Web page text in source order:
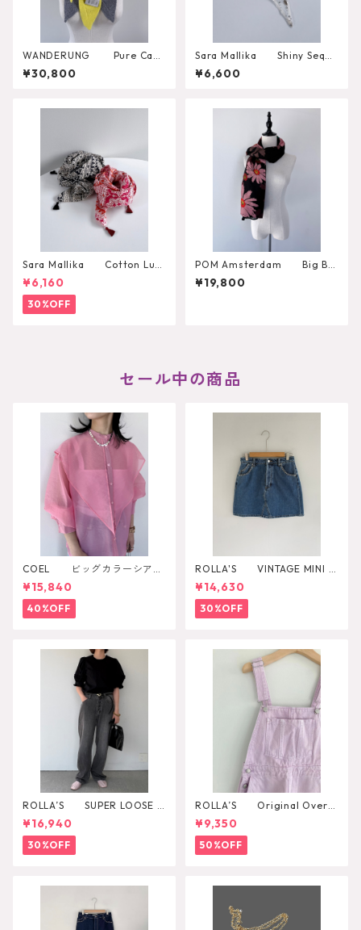
WANDERUNG Pure Cash
mere 100％ Triangle Scarf
¥30,800
Sara Mallika Shiny Sequi
n Embroidery Scarf
¥6,600
Sara Mallika Cotton Lure
x Border Print Scarf
¥6,160
30%OFF
POM Amsterdam Big Blo
oming Shawl
¥19,800
セール中の商品
COEL ビッグカラーシアー
シャツ
¥15,840
40%OFF
ROLLA'S VINTAGE MINI D
AZZLER
¥14,630
30%OFF
ROLLA’S SUPER LOOSE B
LACK STONE
¥16,940
30%OFF
ROLLA’S Original Overal
l¥9,350
50%OFF